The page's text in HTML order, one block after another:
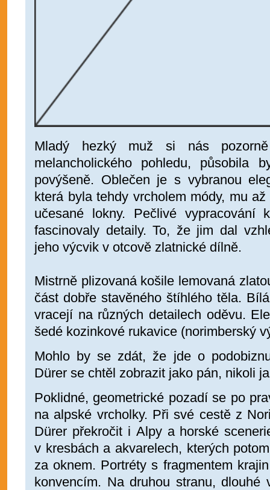
Mladý hezký muž si nás
melancholického pohledu, působila
povýšeně. Oblečen je s vybranou
která byla tehdy vrcholem módy, mu
učesané lokny. Pečlivé vypracování
fascinovaly detaily. To, že jim dal
jeho výcvik v otcově zlatnické dílně.
Mistrně plizovaná košile lemovaná
část dobře stavěného štíhlého těla.
vracejí na různých detailech oděvu.
šedé kozinkové rukavice (norimberský
Mohlo by se zdát, že jde o
Dürer se chtěl zobrazit jako pán, nikoli
Poklidné, geometrické pozadí se po
na alpské vrcholky. Při své cestě z
Dürer překročit i Alpy a horské
v kresbách a akvarelech, kterých
za oknem. Portréty s fragmentem
konvencím. Na druhou stranu, dlouhé